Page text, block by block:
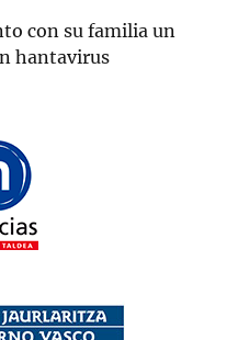
con su familia un
hantavirus